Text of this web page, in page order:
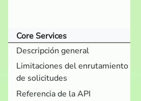
Core Services
Descripción general
Limitaciones del enrutamiento
de solicitudes
Referencia de la API